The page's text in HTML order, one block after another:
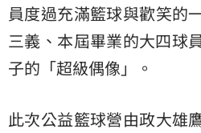
員度過充滿籃球與歡笑的
三義、本屆畢業的大四球
子的「超級偶像」。
此次公益籃球營由政大雄